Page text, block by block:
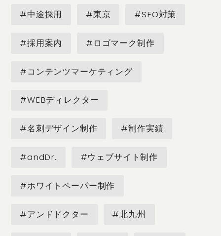
#中途採用 #東京 #SEO対策
#採用案内 #ロゴマーク制作
#コンテンツマーケティング
#WEBディレクター
#名刺デザイン制作 #制作実績
#andDr. #ウェブサイト制作
#ホワイトペーパー制作
#アンドドクター #北九州